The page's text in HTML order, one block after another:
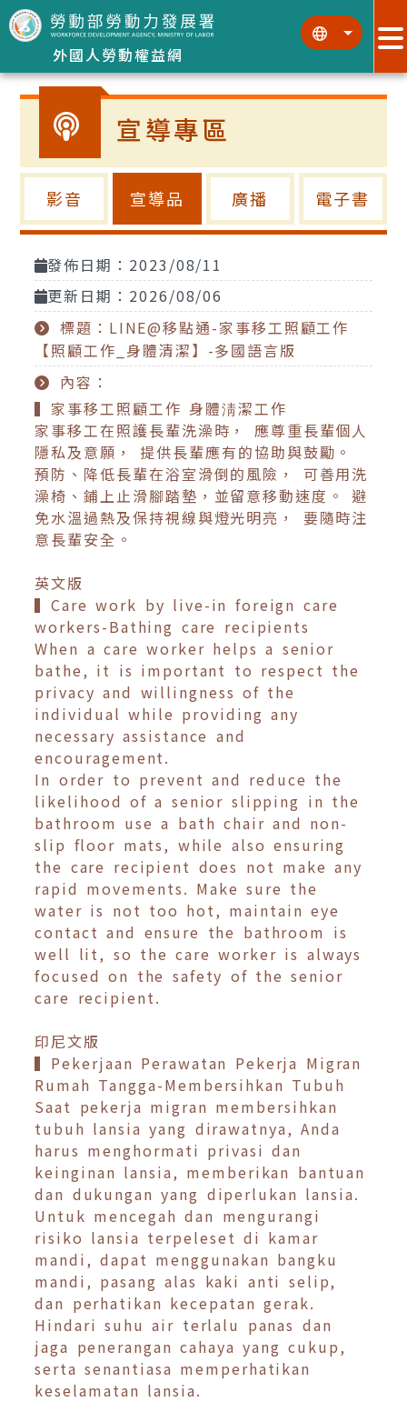
跳到主要內容區塊
外國人勞動權益網
::: :::
宣導專區
影音 宣導品 廣播 電子書
發佈日期：2023/08/11
更新日期：2026/08/06
標題：LINE@移點通-家事移工照顧工作
【照顧工作_身體清潔】-多國語言版
內容：
▍家事移工照顧工作 身體淸潔工作
家事移工在照護長輩洗澡時， 應尊重長輩個人
隱私及意願， 提供長輩應有的協助與鼓勵。
預防、降低長輩在浴室滑倒的風險， 可善用洗
澡椅、鋪上止滑腳踏墊，並留意移動速度。 避
免水溫過熱及保持視線與燈光明亮， 要隨時注
意長輩安全。
英文版
▍Care work by live-in foreign care
workers-Bathing care recipients
When a care worker helps a senior
bathe, it is important to respect the
privacy and willingness of the
individual while providing any
necessary assistance and
encouragement.
In order to prevent and reduce the
likelihood of a senior slipping in the
bathroom use a bath chair and non-
slip floor mats, while also ensuring
the care recipient does not make any
rapid movements. Make sure the
water is not too hot, maintain eye
contact and ensure the bathroom is
well lit, so the care worker is always
focused on the safety of the senior
care recipient.
印尼文版
▍Pekerjaan Perawatan Pekerja Migran
Rumah Tangga-Membersihkan Tubuh
Saat pekerja migran membersihkan
tubuh lansia yang dirawatnya, Anda
harus menghormati privasi dan
keinginan lansia, memberikan bantuan
dan dukungan yang diperlukan lansia.
Untuk mencegah dan mengurangi
risiko lansia terpeleset di kamar
mandi, dapat menggunakan bangku
mandi, pasang alas kaki anti selip,
dan perhatikan kecepatan gerak.
Hindari suhu air terlalu panas dan
jaga penerangan cahaya yang cukup,
serta senantiasa memperhatikan
keselamatan lansia.